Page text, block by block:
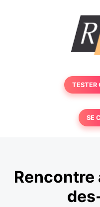
TESTER
SE
Rencontre